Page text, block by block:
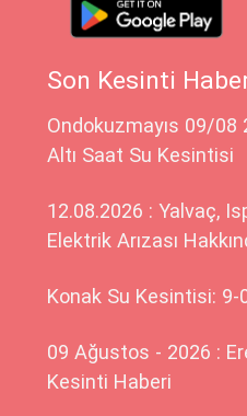
Son Kesinti
Ondokuzmayıs 09/08
Altı Saat Su Kesintisi
12.08.2026 : Yalvaç,
Elektrik Arızası
Konak Su Kesintisi: 9-
09 Ağustos - 2026 :
Kesinti Haberi